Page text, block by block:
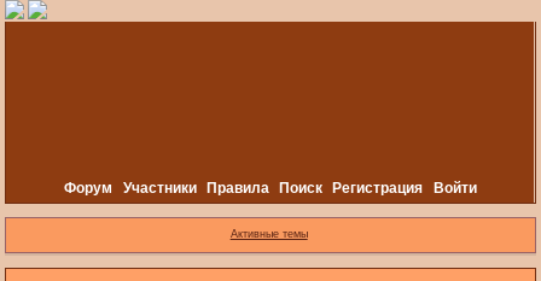
Форум Участники Правила Поиск Регистрация Войти
Активные темы